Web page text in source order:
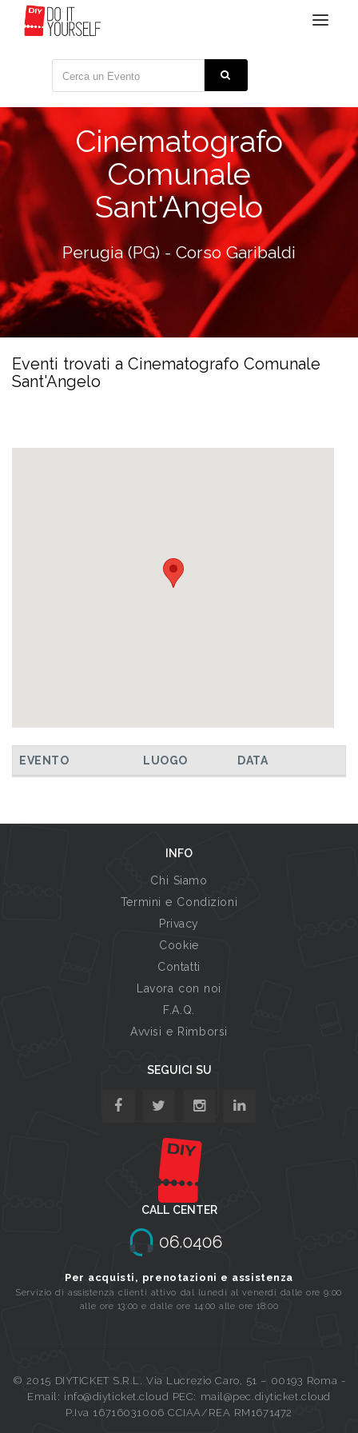
Toggle
Cinematografo
Comunale
Sant'Angelo
Perugia (PG) - Corso Garibaldi
Eventi trovati a Cinematografo Comunale
Sant'Angelo
EVENTO LUOGO DATA
INFO
Chi Siamo
Termini e Condizioni
Privacy
Cookie
Contatti
Lavora con noi
F.A.Q.
Avvisi e Rimborsi
SEGUICI SU
CALL CENTER
Per acquisti, prenotazioni e assistenza
Servizio di assistenza clienti attivo dal lunedi al venerdi dalle ore 9:00
alle ore 13:00 e dalle ore 14:00 alle ore 18:00
© 2015 DIYTICKET S.R.L. Via Lucrezio Caro, 51 – 00193 Roma -
Email: info@diyticket.cloud PEC: mail@pec.diyticket.cloud
P.Iva 16716031006 CCIAA/REA RM1671472